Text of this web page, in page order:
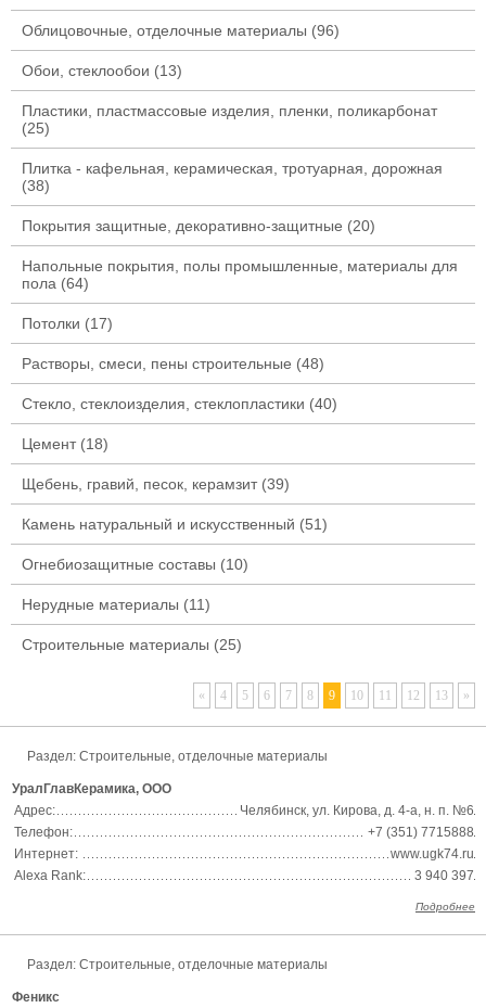
Облицовочные, отделочные материалы (96)
Обои, стеклообои (13)
Пластики, пластмассовые изделия, пленки, поликарбонат
(25)
Плитка - кафельная, керамическая, тротуарная, дорожная
(38)
Покрытия защитные, декоративно-защитные (20)
Напольные покрытия, полы промышленные, материалы для
пола (64)
Потолки (17)
Растворы, смеси, пены строительные (48)
Стекло, стеклоизделия, стеклопластики (40)
Цемент(18)
Щебень, гравий, песок, керамзит(39)
Камень натуральный и искусственный (51)
Огнебиозащитные составы (10)
Нерудные материалы (11)
Строительные материалы (25)
« 4 5 6 7 8 9 10 11 12 13 »
Раздел: Строительные, отделочные материалы
УралГлавКерамика, ООО
Адрес:
Челябинск, ул. Кирова, д. 4-а, н. п. №6
Телефон:
+7 (351) 7715888
Интернет:
www.ugk74.ru
Alexa Rank:
3 940 397
Подробнее
Раздел: Строительные, отделочные материалы
Феникс